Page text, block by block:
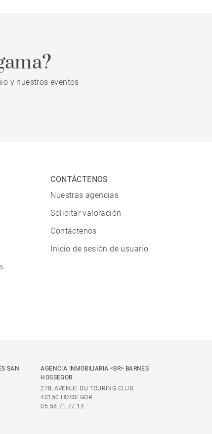
y nuestros eventos
CONTÁCTENOS
Nuestras agencias
Solicitar valoración
Contáctenos
Inicio de sesión de usuario
SAN
AGENCIA INMOBILIARIA <BR> BARNES
HOSSEGOR
278, AVENUE DU TOURING CLUB
40150 HOSSEGOR
05 58 71 77 14